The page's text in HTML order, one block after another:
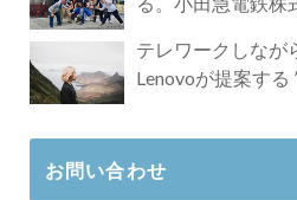
テレワークしなが
Lenovoが提案する
お問い合わせ